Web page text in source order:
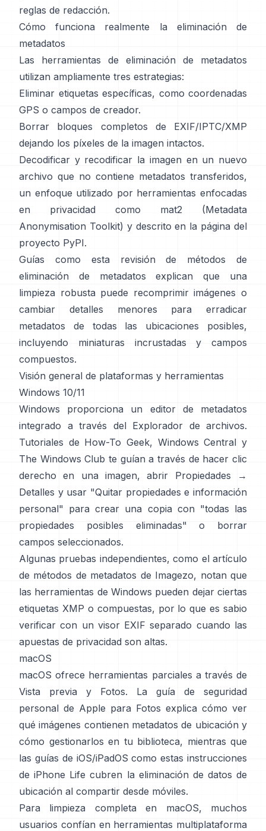
reglas de redacción.
Cómo funciona realmente la eliminación de
metadatos
Las herramientas de eliminación de metadatos
utilizan ampliamente tres estrategias:
Eliminar etiquetas específicas, como coordenadas
GPS o campos de creador.
Borrar bloques completos de EXIF/IPTC/XMP
dejando los píxeles de la imagen intactos.
Decodificar y recodificar la imagen en un nuevo
archivo que no contiene metadatos transferidos,
un enfoque utilizado por herramientas enfocadas
en privacidad como
mat2 (Metadata
Anonymisation Toolkit) y descrito en la página del
proyecto PyPI.
Guías como
esta revisión de métodos de
eliminación de metadatos
explican que una
limpieza robusta puede recomprimir imágenes o
cambiar detalles menores para erradicar
metadatos de todas las ubicaciones posibles,
incluyendo miniaturas incrustadas y campos
compuestos.
Visión general de plataformas y herramientas
Windows 10/11
Windows proporciona un editor de metadatos
integrado a través del Explorador de archivos.
Tutoriales de How-To Geek, Windows Central y
The Windows Club te guían a través de hacer clic
derecho en una imagen, abrir Propiedades →
Detalles y usar "Quitar propiedades e información
personal" para crear una copia con "todas las
propiedades posibles eliminadas" o borrar
campos seleccionados.
Algunas pruebas independientes, como el artículo
de métodos de metadatos de Imagezo, notan que
las herramientas de Windows pueden dejar ciertas
etiquetas XMP o compuestas, por lo que es sabio
verificar con un visor EXIF separado cuando las
apuestas de privacidad son altas.
macOS
macOS ofrece herramientas parciales a través de
Vista previa y Fotos. La
guía de seguridad
personal de Apple para Fotos explica cómo ver
qué imágenes contienen metadatos de ubicación y
cómo gestionarlos en tu biblioteca, mientras que
las guías de iOS/iPadOS como estas instrucciones
de iPhone Life cubren la eliminación de datos de
ubicación al compartir desde móviles.
Para limpieza completa en macOS, muchos
usuarios confían en herramientas multiplataforma